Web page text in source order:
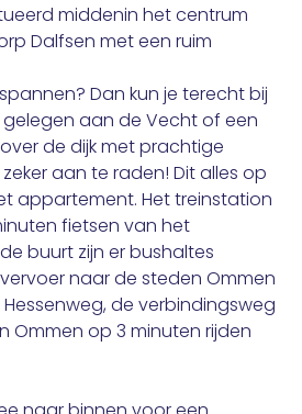
middenin het centrum
Dalfsen met een ruim
Dan kun je terecht bij
aan de Vecht of een
de dijk met prachtige
aan te raden! Dit alles op
appartement. Het treinstation
fietsen van het
buurt zijn er bushaltes
naar de steden Ommen
Hessenweg, de verbindingsweg
Ommen op 3 minuten rijden